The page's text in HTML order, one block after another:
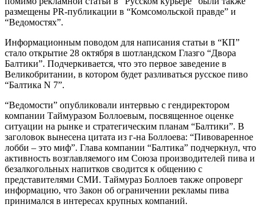
размещены PR-публикации в “Комсомольской правде” и
“Ведомостях”.
Информационным поводом для написания статьи в “КП”
стало открытие 28 октября в шотландском Глазго “Двора
Балтики”. Подчеркивается, что это первое заведение в
Великобритании, в котором будет разливаться русское пиво
“Балтика N 7”.
“Ведомости” опубликовали интервью с гендиректором
компании Таймуразом Боллоевым, посвященное оценке
ситуации на рынке и стратегическим планам “Балтики”. В
заголовок вынесена цитата из г-на Боллоева: “Пивоваренное
лобби – это миф”. Глава компании “Балтика” подчеркнул, что
активность возглавляемого им Союза производителей пива и
безалкогольных напитков сводится к общению с
представителями СМИ. Таймураз Боллоев также опроверг
информацию, что Закон об ограничении рекламы пива
принимался в интересах крупных компаний.